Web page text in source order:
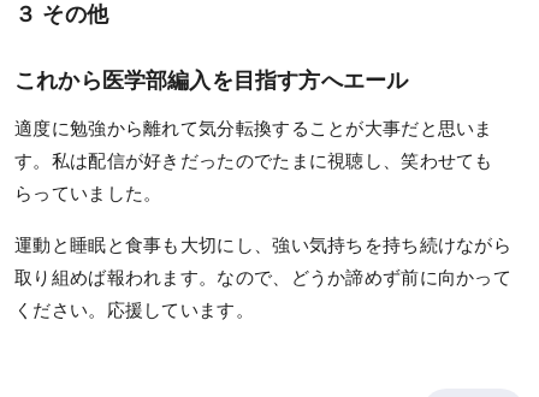
３ その他
これから医学部編入を目指す方へエール
適度に勉強から離れて気分転換することが大事だと思いま
す。私は配信が好きだったのでたまに視聴し、笑わせても
らっていました。
運動と睡眠と食事も大切にし、強い気持ちを持ち続けながら
取り組めば報われます。なので、どうか諦めず前に向かって
ください。応援しています。